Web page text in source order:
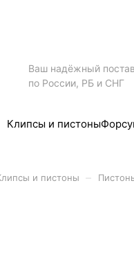
Ваш надёжный
по России, РБ и СНГ
Клипсы и пистоны
и пистоны